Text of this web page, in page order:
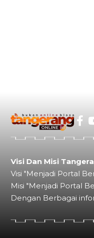
Visi Dan Misi
Visi "Menjadi Portal
Misi "Menjadi Portal
Dengan Berbagai